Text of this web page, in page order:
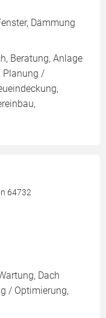
Dämmung
Beratung, Anlage
Planung /
64732
Dach
/ Optimierung,